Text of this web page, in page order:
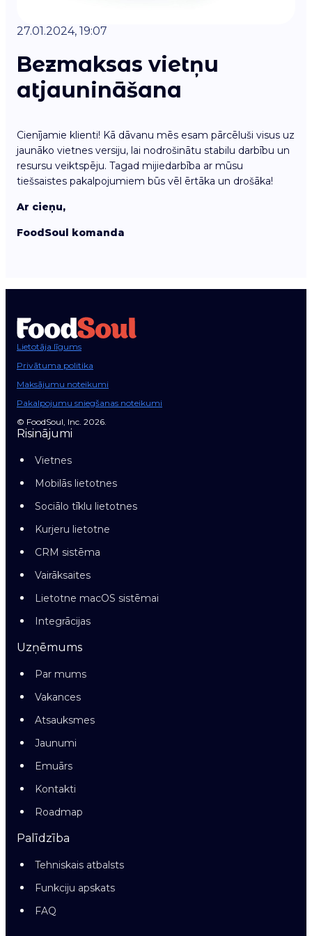
27.01.2024, 19:07
Bezmaksas vietņu
atjaunināšana
Cienījamie klienti! Kā dāvanu mēs esam pārcēluši visus uz
jaunāko vietnes versiju, lai nodrošinātu stabilu darbību un
resursu veiktspēju. Tagad mijiedarbība ar mūsu
tiešsaistes pakalpojumiem būs vēl ērtāka un drošāka!
Ar cieņu,
FoodSoul komanda
Lietotāja līgums
Privātuma politika
Maksājumu noteikumi
Pakalpojumu sniegšanas noteikumi
© FoodSoul, Inc. 2026.
Risinājumi
Vietnes
Mobilās lietotnes
Sociālo tīklu lietotnes
Kurjeru lietotne
CRM sistēma
Vairāksaites
Lietotne macOS sistēmai
Integrācijas
Uzņēmums
Par mums
Vakances
Atsauksmes
Jaunumi
Emuārs
Kontakti
Roadmap
Palīdzība
Tehniskais atbalsts
Funkciju apskats
FAQ